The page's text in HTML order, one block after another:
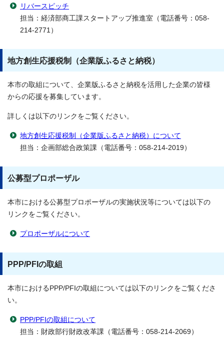
リバースピッチ
担当：経済部商工課スタートアップ推進室（電話番号：058-
214-2771）
地方創生応援税制（企業版ふるさと納税）
本市の取組について、企業版ふるさと納税を活用した企業の皆様
からの応援を募集しています。
詳しくは以下のリンクをご覧ください。
地方創生応援税制（企業版ふるさと納税）について
担当：企画部総合政策課（電話番号：058-214-2019）
公募型プロポーザル
本市における公募型プロポーザルの実施状況等については以下の
リンクをご覧ください。
プロポーザルについて
PPP/PFIの取組
本市におけるPPP/PFIの取組については以下のリンクをご覧くださ
い。
PPP/PFIの取組について
担当：財政部行財政改革課（電話番号：058-214-2069）